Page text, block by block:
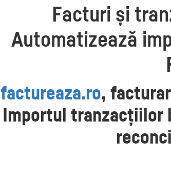
Facturi și
Automatizează
factureaza.ro,
Importul tranzacțiilor